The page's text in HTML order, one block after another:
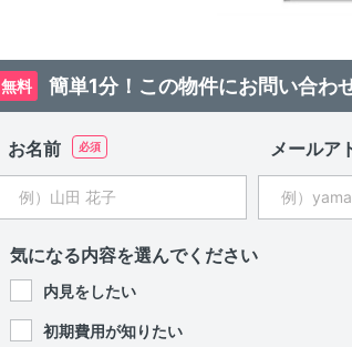
無料 簡単1分！この物件にお問い合わ
お名前 メールア
気になる内容を選んでください
内見をしたい
初期費用が知りたい